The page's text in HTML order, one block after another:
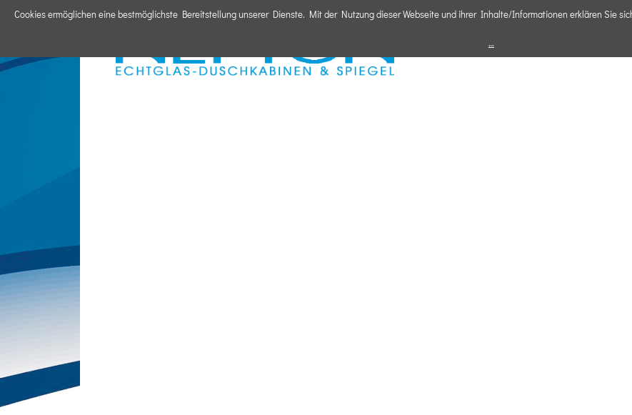
Cookies ermöglichen eine bestmöglichste Bereitstellung unserer Dienste. Mit der Nutzung dieser Webseite und ihrer Inhalte/Informationen erklären Sie
…